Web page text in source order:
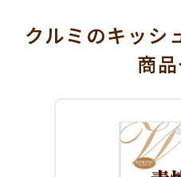
クルミのキッシ
商